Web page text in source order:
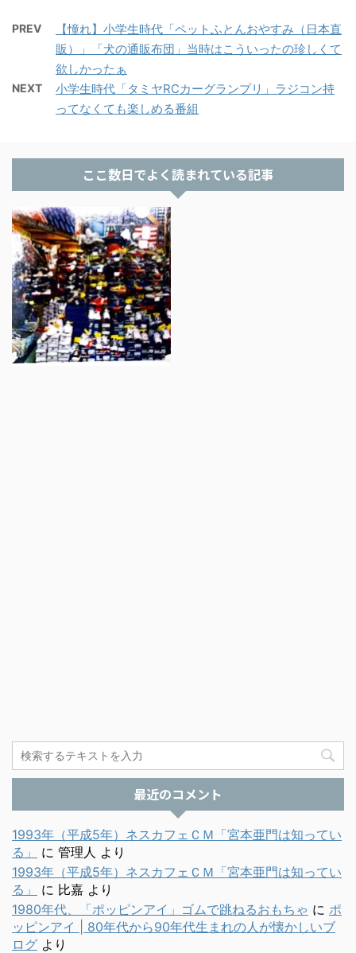
PREV
【憧れ】小学生時代「ペットふとんおやすみ（日本直
販）」「犬の通販布団」当時はこういったの珍しくて
欲しかったぁ
NEXT
小学生時代「タミヤRCカーグランプリ」ラジコン持
ってなくても楽しめる番組
ここ数日でよく読まれている記事
最近のコメント
1993年（平成5年）ネスカフェＣＭ「宮本亜門は知ってい
る」
に 管理人 より
1993年（平成5年）ネスカフェＣＭ「宮本亜門は知ってい
る」
に 比嘉 より
1980年代、「ポッピンアイ」ゴムで跳ねるおもちゃ に ポ
ッピンアイ | 80年代から90年代生まれの人が懐かしいブ
ログ より